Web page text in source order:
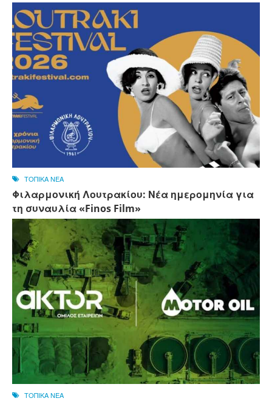
ΤΟΠΙΚΑ ΝΕΑ
Φιλαρμονική Λουτρακίου: Νέα ημερομηνία για
τη συναυλία «Finos Film»
ΤΟΠΙΚΑ ΝΕΑ